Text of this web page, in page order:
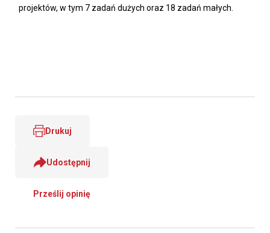
projektów, w tym 7 zadań dużych oraz 18 zadań małych.
Drukuj
Udostępnij
Prześlij opinię